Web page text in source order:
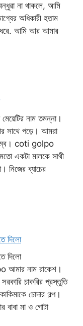
না থাকলে, আমি
অধিকারী হতাম
ধরে. আমি আর আমার
নাম তমন্না।
সাথে পড়ে। আমরা
বম্ব। coti golpo
একটা মালকে সাথী
নিজের ব্যাচের
দিলো
দিলো
নাম রাকেশ।
চাকরির প্রস্তুতি
চোদার গল্প।
বাবা মা ও গোটা